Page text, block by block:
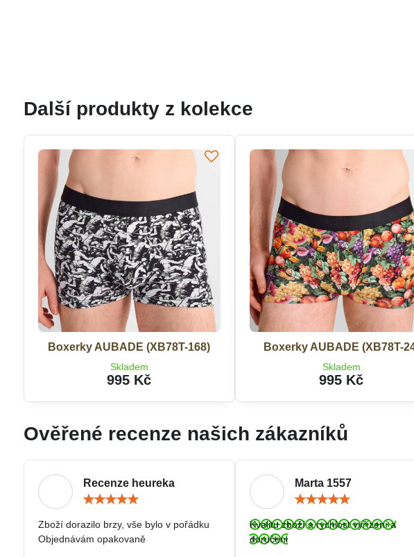
Další produkty z kolekce
Boxerky AUBADE (XB78T-168)
Skladem
995 Kč
Boxerky AUBADE (XB78T-
Skladem
995 Kč
Ověřené recenze našich zákazníků
Recenze heureka
/
5
Zboží dorazilo brzy, vše bylo v pořádku
Objednávám opakovaně
Marta 1557
/
5
Kvalitu zboží a rychlost vyřízení a
doručeni